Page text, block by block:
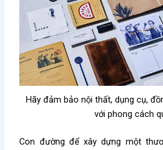
Hãy đảm bảo nội thất, dụng cụ,
với phong cách
Con đường để xây dựng một